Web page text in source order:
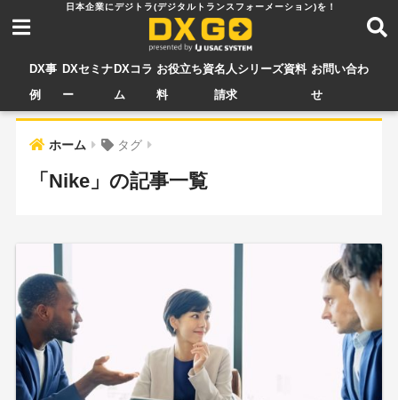
DX事
例
DXセミナ
ー
DXコラ
ム
お役立ち資
料
名人シリーズ資料
請求
お問い合わ
せ
ホーム タグ
「Nike」の記事一覧